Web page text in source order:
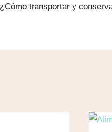
¿Cómo transportar y